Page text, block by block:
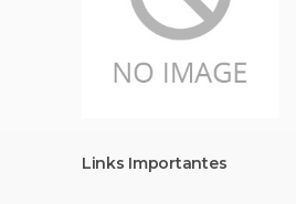
Links Importantes